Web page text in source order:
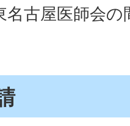
名古屋医師会